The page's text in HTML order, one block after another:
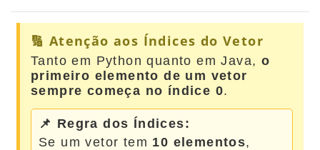
🔢 Atenção aos Índices do Vetor
Tanto em Python quanto em Java, o
primeiro elemento de um vetor
sempre começa no índice 0.
📌 Regra dos Índices:
Se um vetor tem 10 elementos,